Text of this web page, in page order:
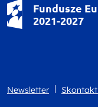
Fundusze
2021-2027
Newsletter